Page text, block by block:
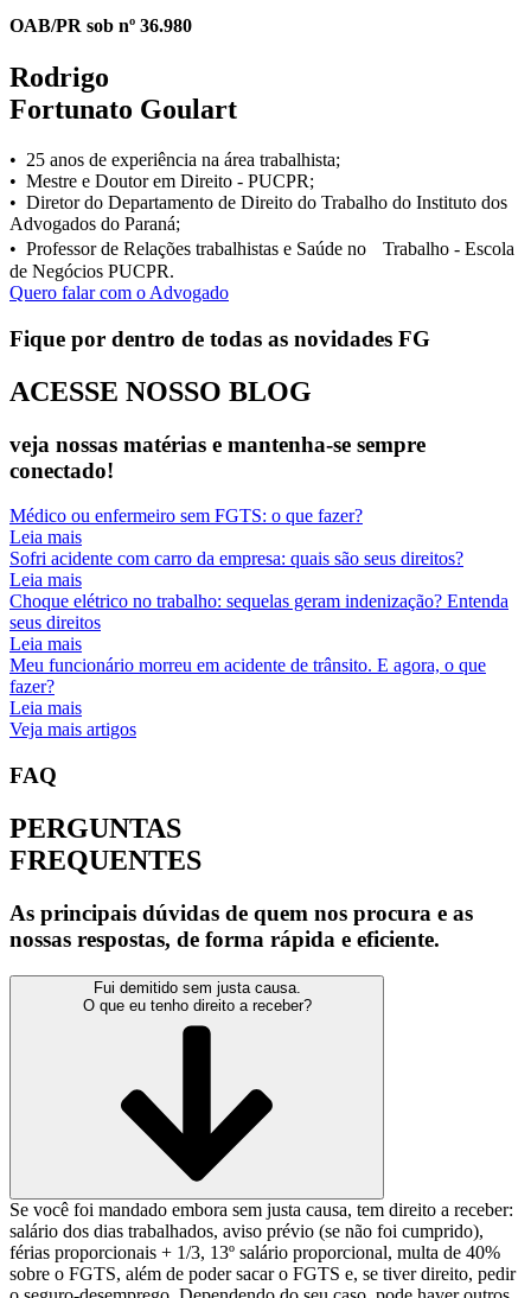
OAB/PR sob nº 36.980
Rodrigo
Fortunato Goulart
• 25 anos de experiência na área trabalhista;
• Mestre e Doutor em Direito - PUCPR;
• Diretor do Departamento de Direito do Trabalho do Instituto dos
Advogados do Paraná;
• Professor de Relações trabalhistas e Saúde no Trabalho - Escola
de Negócios PUCPR.
Quero falar com o Advogado
Fique por dentro de todas as novidades FG
ACESSE NOSSO BLOG
veja nossas matérias e mantenha-se sempre
conectado!
Médico ou enfermeiro sem FGTS: o que fazer?
Leia mais
Sofri acidente com carro da empresa: quais são seus direitos?
Leia mais
Choque elétrico no trabalho: sequelas geram indenização? Entenda
seus direitos
Leia mais
Meu funcionário morreu em acidente de trânsito. E agora, o que
fazer?
Leia mais
Veja mais artigos
FAQ
PERGUNTAS
FREQUENTES
As principais dúvidas de quem nos procura e as
nossas respostas, de forma rápida e eficiente.
Fui demitido sem justa causa.
O que eu tenho direito a receber?
Se você foi mandado embora sem justa causa, tem direito a receber:
salário dos dias trabalhados, aviso prévio (se não foi cumprido),
férias proporcionais + 1/3, 13º salário proporcional, multa de 40%
sobre o FGTS, além de poder sacar o FGTS e, se tiver direito, pedir